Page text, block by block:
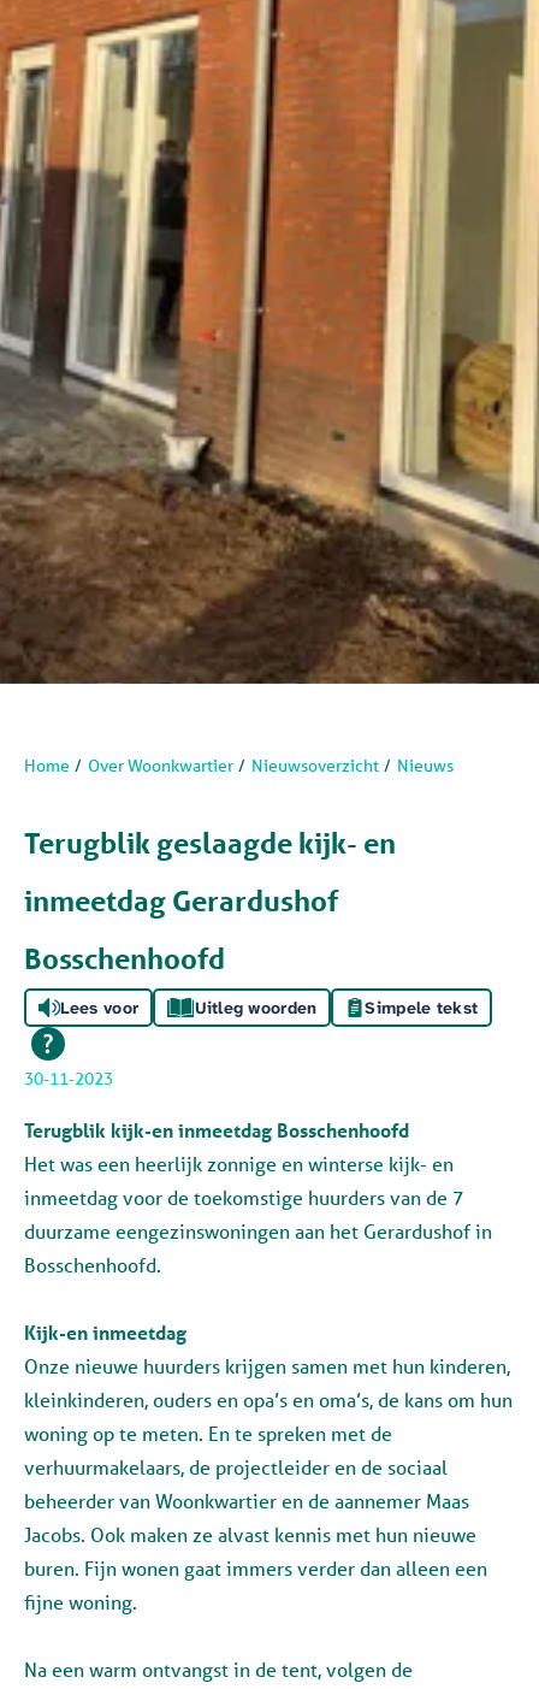
Home Over Woonkwartier Nieuwsoverzicht Nieuws
Terugblik geslaagde kijk- en
inmeetdag Gerardushof
Bosschenhoofd
Lees voor Uitleg woorden Simpele tekst
30-11-2023
Terugblik kijk-en inmeetdag Bosschenhoofd
Het was een heerlijk zonnige en winterse kijk- en
inmeetdag voor de toekomstige huurders van de 7
duurzame eengezinswoningen aan het Gerardushof in
Bosschenhoofd.
Kijk-en inmeetdag
Onze nieuwe huurders krijgen samen met hun kinderen,
kleinkinderen, ouders en opa’s en oma’s, de kans om hun
woning op te meten. En te spreken met de
verhuurmakelaars, de projectleider en de sociaal
beheerder van Woonkwartier en de aannemer Maas
Jacobs. Ook maken ze alvast kennis met hun nieuwe
buren. Fijn wonen gaat immers verder dan alleen een
fijne woning.
Na een warm ontvangst in de tent, volgen de